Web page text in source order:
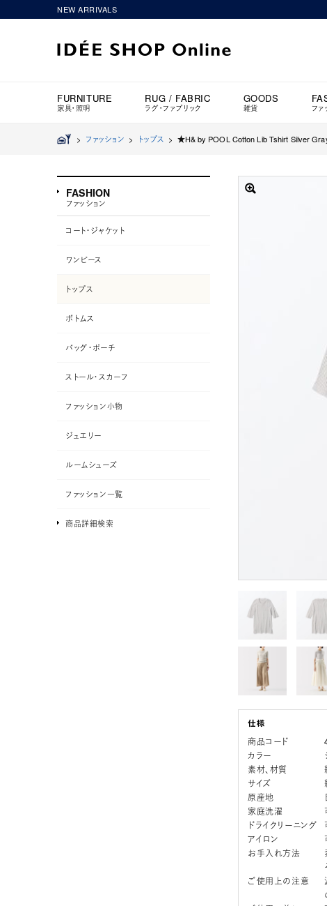
NEW ARRIVALS
FURNITURE
家具・照明
RUG / FABRIC
ラグ・ファブリック
GOODS
雑貨 ファ
> ファッション > トップス > ★H& by POOL Cotton Lib Tshirt Silver
商品コード
カラー
素材、材質
サイズ
原産地
家庭洗濯
ドライクリーニング
アイロン
お手入れ方法
ご使用上の注意
FASHION
ファッション
コート・ジャケット
ワンピース
トップス
ボトムス
バッグ・ポーチ
ストール・スカーフ
ファッション小物
ジュエリー
ルームシューズ
ファッション一覧
商品詳細検索